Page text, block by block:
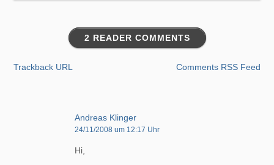
2 READER COMMENTS
Trackback URL Comments RSS Feed
Andreas Klinger
24/11/2008 um 12:17 Uhr
Hi,